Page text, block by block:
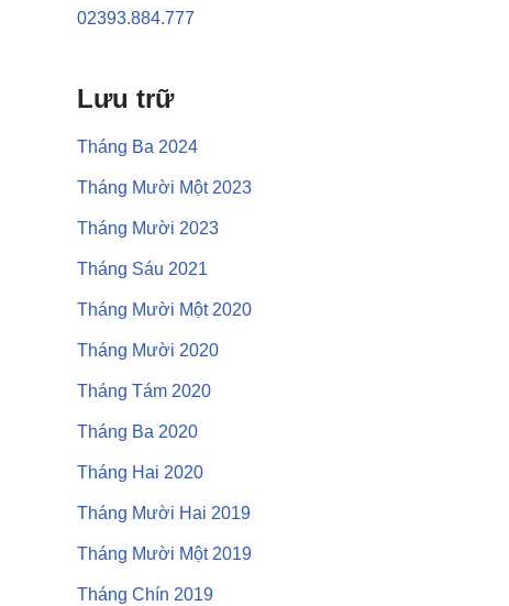
02393.884.777
Lưu trữ
Tháng Ba 2024
Tháng Mười Một 2023
Tháng Mười 2023
Tháng Sáu 2021
Tháng Mười Một 2020
Tháng Mười 2020
Tháng Tám 2020
Tháng Ba 2020
Tháng Hai 2020
Tháng Mười Hai 2019
Tháng Mười Một 2019
Tháng Chín 2019